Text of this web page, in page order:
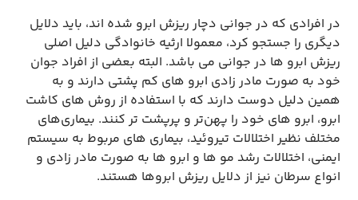
در افرادی که در جوانی دچار ریزش ابرو شده ‌اند، باید دلایل
دیگری را جستجو کرد، معمولا ارثیه خانوادگی دلیل اصلی
ریزش ابرو ها در جوانی می باشد. البته بعضی از افراد جوان
خود به‌ صورت مادر زادی ابرو های کم ‌پشتی دارند و به
همین دلیل دوست دارند که با استفاده از روش‌ های کاشت
ابرو، ابرو های خود را پهن‌تر و پرپشت ‌تر کنند. بیماری‌های
مختلف نظیر اختلالات تیروئید، بیماری‌ های مربوط به سیستم
ایمنی، اختلالات رشد مو ها و ابرو ها به ‌صورت مادر زادی و
انواع سرطان نیز از دلایل ریزش ابروها هستند.